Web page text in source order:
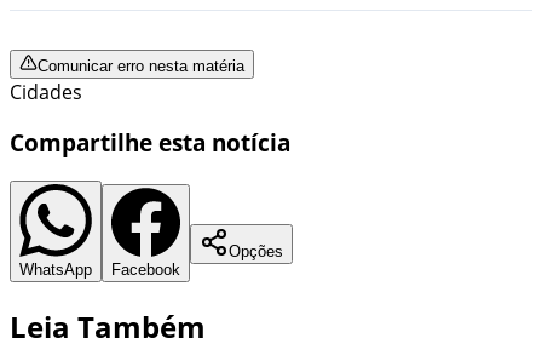
Comunicar erro nesta matéria
Cidades
Compartilhe esta notícia
WhatsApp Facebook
Opções
Leia Também